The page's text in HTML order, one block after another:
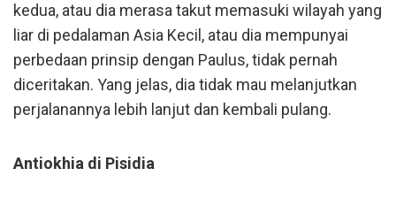
kedua, atau dia merasa takut memasuki wilayah yang
liar di pedalaman Asia Kecil, atau dia mempunyai
perbedaan prinsip dengan Paulus, tidak pernah
diceritakan. Yang jelas, dia tidak mau melanjutkan
perjalanannya lebih lanjut dan kembali pulang.
Antiokhia di Pisidia